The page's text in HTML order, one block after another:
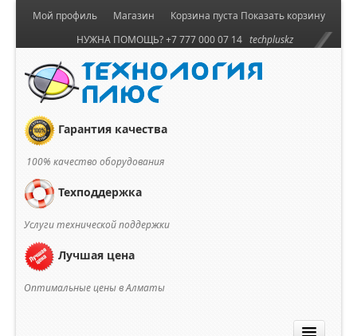
Корзина пуста Показать корзину
Мой профиль
Магазин
НУЖНА ПОМОЩЬ? +7 777 000 07 14 techpluskz
Гарантия качества
100% качество оборудования
Техподдержка
Услуги технической поддержки
Лучшая цена
Оптимальные цены в Алматы